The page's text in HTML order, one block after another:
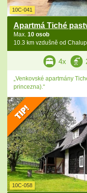
10C-041
Apartmá Tiché
Max. 10 osob
10.3 km vzdušně od
4x
„Venkovské apartmány
princezna).“
10C-058